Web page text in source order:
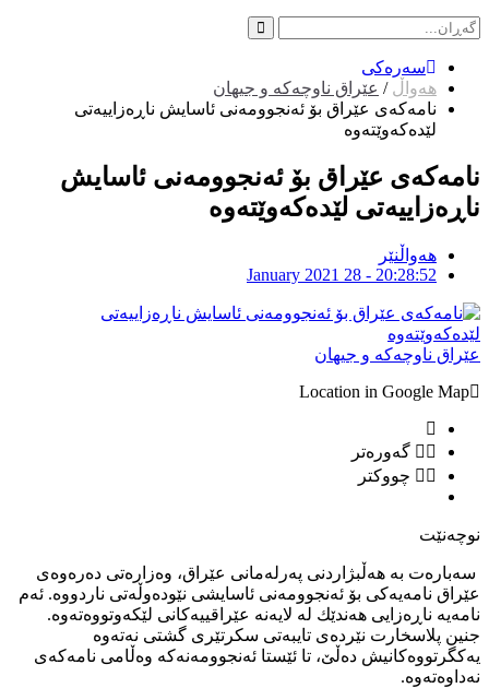
سەرەکی
هەواڵ / عێراق ناوچەکە و جیهان
نامه‌كه‌ى عێراق بۆ ئه‌نجوومه‌نى ئاسایش ناڕه‌زاییه‌تى
لێده‌كه‌وێته‌وه‌
نامه‌كه‌ى عێراق بۆ ئه‌نجوومه‌نى ئاسایش
ناڕه‌زاییه‌تى لێده‌كه‌وێته‌وه‌
هەواڵنێر
January 2021 28 - 20:28:52
عێراق ناوچەکە و جیهان
Location in Google Map
گەورەتر
چووکتر
نوچه‌نێت
سه‌باره‌ت به‌ هه‌ڵبژاردنى په‌رله‌مانى عێراق، وه‌زاره‌تى ده‌ره‌وه‌ى
عێراق نامه‌یه‌كى بۆ ئه‌نجوومه‌نى ئاسایشى نێوده‌وڵه‌تى ناردووه‌. ئه‌م
نامه‌یه‌ ناڕه‌زایى هه‌ندێك له‌ لایه‌نه‌ عێراقییه‌كانى لێكه‌وتووه‌ته‌وه‌.
جنین پلاسخارت نێرده‌ى تایبه‌تى سكرتێرى گشتى نه‌ته‌وه‌
یه‌كگرتووه‌كانیش ده‌ڵێ، تا ئێستا ئه‌نجوومه‌نه‌كه‌ وه‌ڵامى نامه‌كه‌ى
نه‌داوه‌ته‌وه‌.